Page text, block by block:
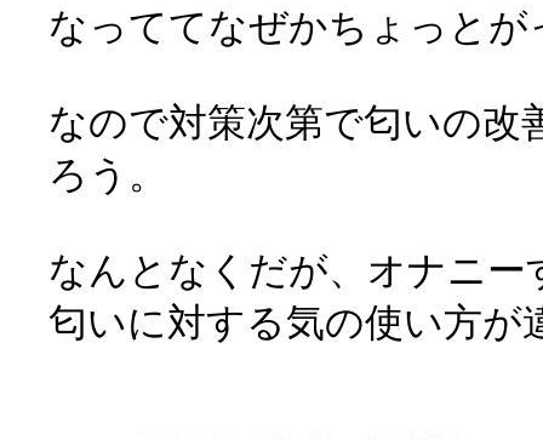
なっててなぜかちょっとが
なので対策次第で匂いの改
ろう。
なんとなくだが、オナニ
匂いに対する気の使い方が